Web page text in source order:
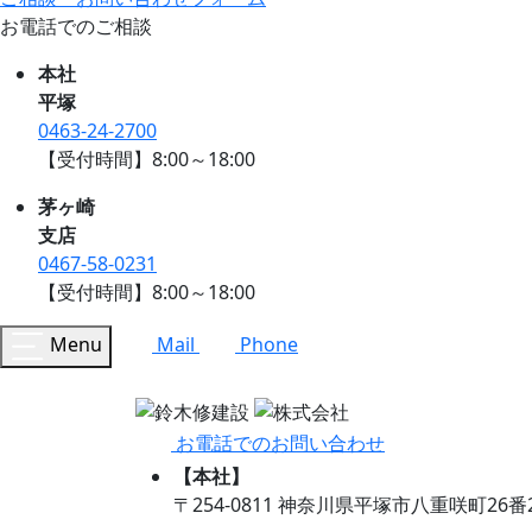
お電話でのご相談
本社
平塚
0463-24-2700
【受付時間】8:00～18:00
茅ヶ崎
支店
0467-58-0231
【受付時間】8:00～18:00
Menu Mail Phone
お電話でのお問い合わせ
【本社】
〒254-0811 神奈川県平塚市八重咲町26